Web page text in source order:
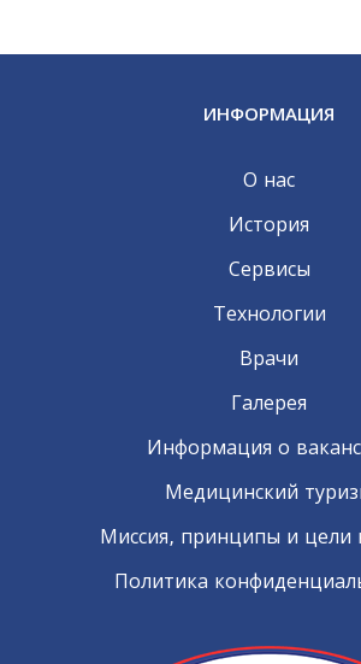
ИНФОРМАЦИЯ
О нас
История
Сервисы
Технологии
Врачи
Галерея
Информация о
Медицинский
Миссия, принципы и цели
Политика